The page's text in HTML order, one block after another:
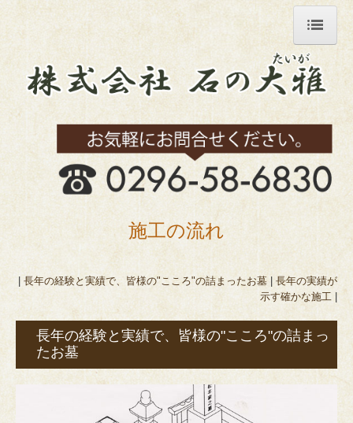
ホーム
会社案内
お客様の声
墓所施工事例
お墓の豆知識
施工の流れ
墓石ができるまで
霊園のご紹介
茨城県小美玉の霊園
茨城県桜川市の霊園（大曽根さくさべ台霊園）
施工の流れ
長年の経験と実績で、皆様の"こころ"の詰まったお墓
長年の実績が
示す確かな施工
長年の経験と実績で、皆様の"こころ"の詰まっ
たお墓